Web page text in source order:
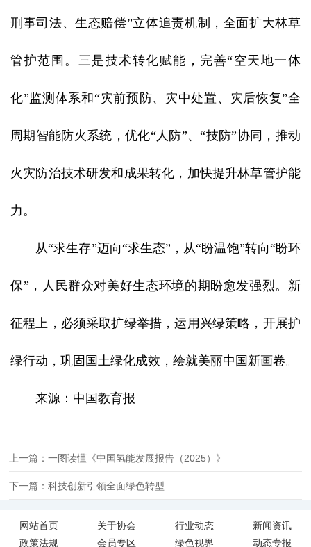
刑事司法、生态赔偿”立体追责机制，全面扩大林草
管护范围。三是技术转化赋能，完善“空天地一体
化”监测体系和“灾前预防、灾中处置、灾后恢复”全
周期智能防火系统，优化“人防”、“技防”协同，推动
火灾防治技术研发和成果转化，加快提升林草管护能
力。
从“求生存”迈向“求生态”，从“盼温饱”转向“盼环
保”，人民群众对美好生态环境的期盼愈发强烈。新
征程上，必须采取扩绿举措，运用兴绿策略，开展护
绿行动，巩固国土绿化成效，绘就美丽中国新画卷。
来源： 中国教育报
上一篇：一图读懂《中国氢能发展报告（2025）》
下一篇：科技创新引领全面绿色转型
网站首页 关于协会 行业动态
新闻资讯
政策法规
会员专区 绿色视界 动态专报